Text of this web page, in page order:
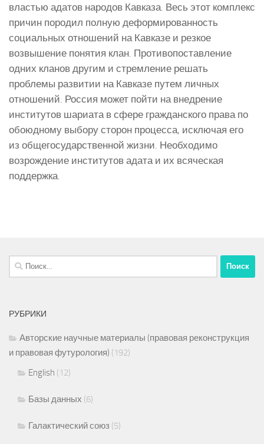
властью адатов народов Кавказа. Весь этот комплекс
причин породил полную деформированность
социальных отношений на Кавказе и резкое
возвышение понятия клан. Противопоставление
одних кланов другим и стремление решать
проблемы развитии на Кавказе путем личных
отношений. Россия может пойти на внедрение
институтов шариата в сфере гражданского права по
обоюдному выбору сторон процесса, исключая его
из общегосударственной жизни. Необходимо
возрождение институтов адата и их всяческая
поддержка.
Найти:
РУБРИКИ
Авторские научные материалы (правовая реконструкция
и правовая футурология) (192)
English (12)
Базы данных (6)
Галактический союз (5)